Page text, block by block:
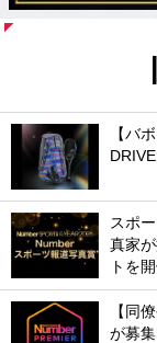
【バ
スポ
真家
トを
【同
が募集